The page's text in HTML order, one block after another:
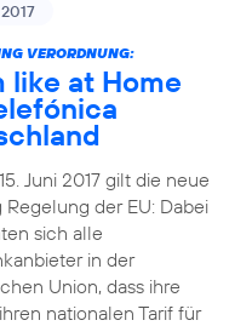
VERORDNUNG:
like at Home
Juni 2017 gilt die neue
Regelung der EU: Dabei
sich alle
in der
Union, dass ihre
nationalen Tarif für